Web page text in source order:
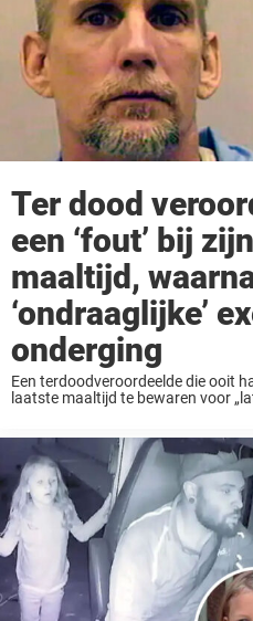
Ter dood
een ‘fout’ bij
maaltijd,
‘ondraaglijke’
onderging
Een terdoodveroordeelde die ooit
laatste maaltijd te bewaren voor